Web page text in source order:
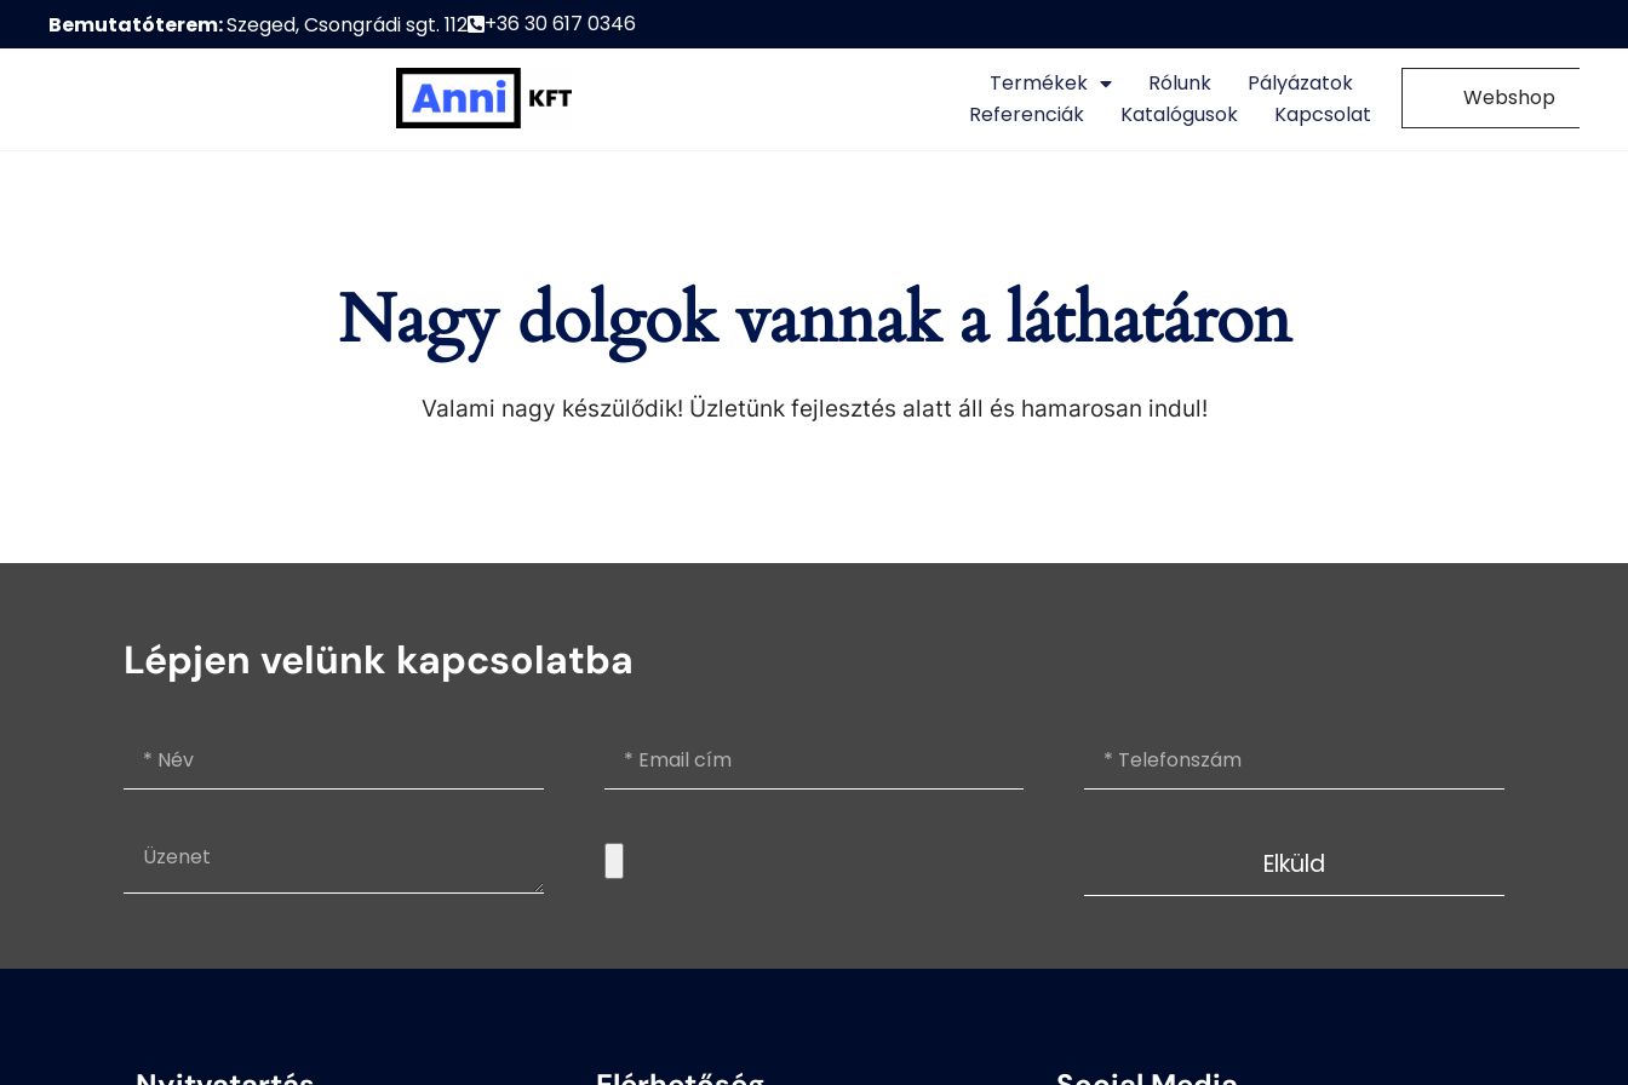
Bemutatóterem:Szeged, Csongrádi sgt. 112 +36 30 617 0346
Termékek Rólunk
Pályázatok
Referenciák
Katalógusok Kapcsolat
Webshop
Nagy dolgok vannak a láthatáron
Valami nagy készülődik! Üzletünk fejlesztés alatt áll és hamarosan indul!
Lépjen velünk kapcsolatba
Elküld